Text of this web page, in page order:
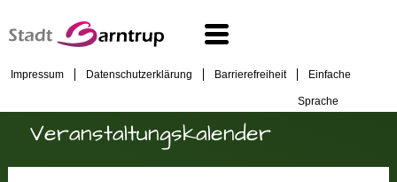
Impressum Datenschutzerklärung Barrierefreiheit Einfache
Sprache
Veranstaltungskalender